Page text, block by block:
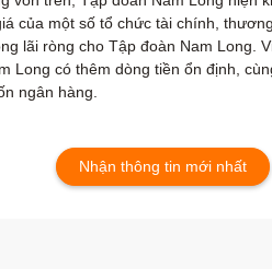
của một số tổ chức tài chính,
lãi ròng cho Tập đoàn Nam Long.
Long có thêm dòng tiền ổn định,
ngân hàng.
Nhận thông tin mới nhất